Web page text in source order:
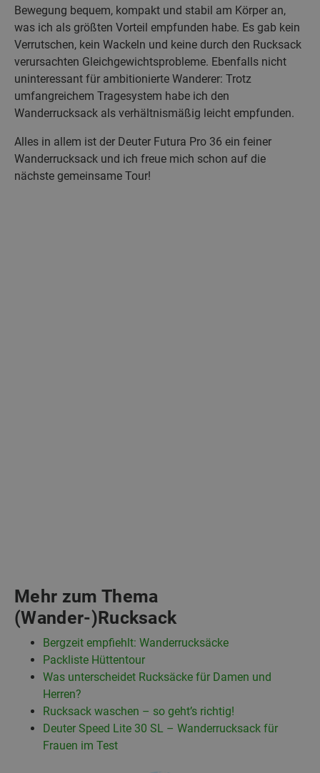
Bewegung bequem, kompakt und stabil am Körper an,
was ich als größten Vorteil empfunden habe. Es gab kein
Verrutschen, kein Wackeln und keine durch den Rucksack
verursachten Gleichgewichtsprobleme. Ebenfalls nicht
uninteressant für ambitionierte Wanderer: Trotz
umfangreichem Tragesystem habe ich den
Wanderrucksack als verhältnismäßig leicht empfunden.
Alles in allem ist der Deuter Futura Pro 36 ein feiner
Wanderrucksack und ich freue mich schon auf die
nächste gemeinsame Tour!
Mehr zum Thema
(Wander-)Rucksack
Bergzeit empfiehlt: Wanderrucksäcke
Packliste Hüttentour
Was unterscheidet Rucksäcke für Damen und
Herren?
Rucksack waschen – so geht’s richtig!
Deuter Speed Lite 30 SL – Wanderrucksack für
Frauen im Test